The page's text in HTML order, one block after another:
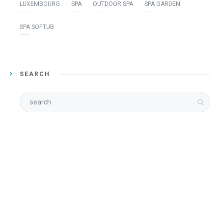
LUXEMBOURG SPA OUTDOOR SPA SPA GARDEN
SPA SOFTUB
SEARCH